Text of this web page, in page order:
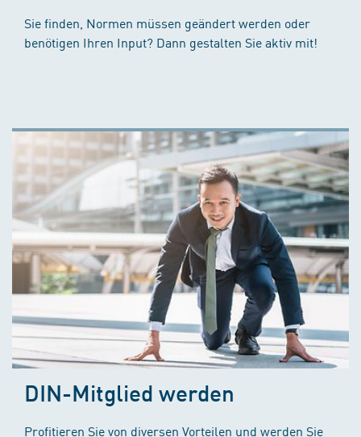
Sie finden, Normen müssen geändert werden oder
benötigen Ihren Input? Dann gestalten Sie aktiv mit!
DIN-Mitglied werden
Profitieren Sie von diversen Vorteilen und werden Sie